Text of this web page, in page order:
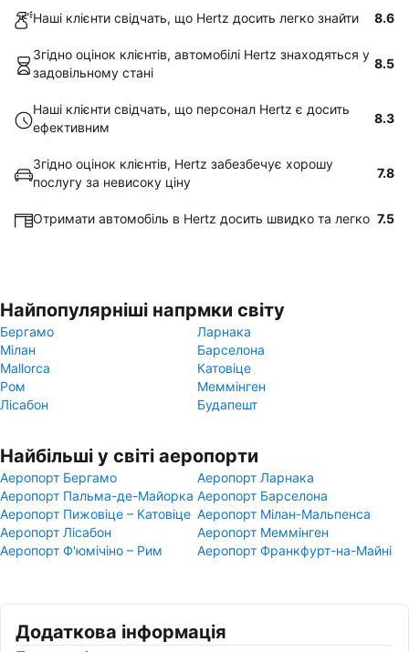
Наші клієнти свідчать, що Hertz досить легко знайти 8.6
Згідно оцінок клієнтів, автомобілі Hertz знаходяться у
задовільному стані
8.5
Наші клієнти свідчать, що персонал Hertz є досить
ефективним
8.3
Згідно оцінок клієнтів, Hertz забезбечує хорошу
послугу за невисоку ціну
7.8
Отримати автомобіль в Hertz досить швидко та легко 7.5
Найпопулярніші напрмки світу
Бергамо
Ларнака
Мілан
Барселона
Mallorca
Катовіце
Ром
Меммінген
Лісабон
Будапешт
Найбільші у світі аеропорти
Аеропорт Бергамо
Аеропорт Ларнака
Аеропорт Пальма-де-Майорка Аеропорт Барселона
Аеропорт Пижовіце – Катовіце Аеропорт Мілан-Мальпенса
Аеропорт Лісабон
Аеропорт Меммінген
Аеропорт Ф'юмічіно – Рим
Аеропорт Франкфурт-на-Майні
Додаткова інформація